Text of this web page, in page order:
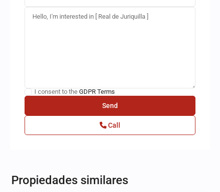
I consent to the GDPR Terms
Call
Propiedades similares
Juriquilla ,
Querétaro